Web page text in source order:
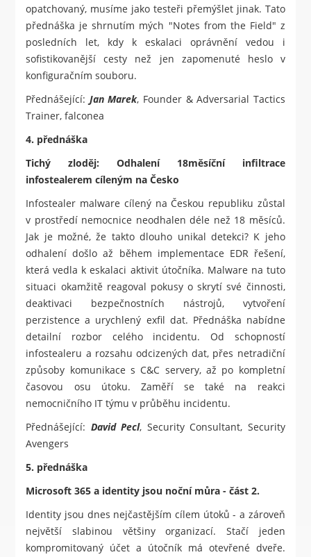
opatchovaný, musíme jako testeři přemýšlet jinak. Tato
přednáška je shrnutím mých "Notes from the Field" z
posledních let, kdy k eskalaci oprávnění vedou i
sofistikovanější cesty než jen zapomenuté heslo v
konfiguračním souboru.
Přednášející: Jan Marek, Founder & Adversarial Tactics
Trainer, falconea
4. přednáška
Tichý zloděj: Odhalení 18měsíční infiltrace
infostealerem cíleným na Česko
Infostealer malware cílený na Českou republiku zůstal
v prostředí nemocnice neodhalen déle než 18 měsíců.
Jak je možné, že takto dlouho unikal detekci? K jeho
odhalení došlo až během implementace EDR řešení,
která vedla k eskalaci aktivit útočníka. Malware na tuto
situaci okamžitě reagoval pokusy o skrytí své činnosti,
deaktivaci bezpečnostních nástrojů, vytvoření
perzistence a urychlený exfil dat. Přednáška nabídne
detailní rozbor celého incidentu. Od schopností
infostealeru a rozsahu odcizených dat, přes netradiční
způsoby komunikace s C&C servery, až po kompletní
časovou osu útoku. Zaměří se také na reakci
nemocničního IT týmu v průběhu incidentu.
Přednášející: David Pecl, Security Consultant, Security
Avengers
5. přednáška
Microsoft 365 a identity jsou noční můra - část 2.
Identity jsou dnes nejčastějším cílem útoků - a zároveň
největší slabinou většiny organizací. Stačí jeden
kompromitovaný účet a útočník má otevřené dveře.